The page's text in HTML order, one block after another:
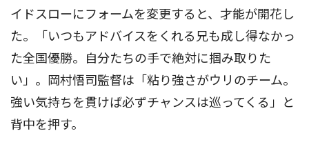
イドスローにフォームを変更すると、才能が開花し
た。「いつもアドバイスをくれる兄も成し得なかっ
た全国優勝。自分たちの手で絶対に掴み取りた
い」。岡村悟司監督は「粘り強さがウリのチーム。
強い気持ちを貫けば必ずチャンスは巡ってくる」と
背中を押す。